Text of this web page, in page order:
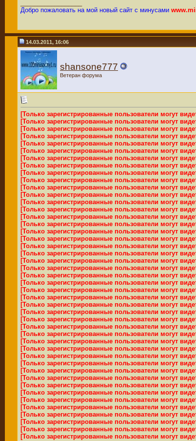
Добро пожаловать на мой новый сайт с минусами
14.03.2011, 16:06
shansone777
Ветеран форума
[Только зарегистрированные пользователи могут
[Только зарегистрированные пользователи могут
[Только зарегистрированные пользователи могут
[Только зарегистрированные пользователи могут
[Только зарегистрированные пользователи могут
[Только зарегистрированные пользователи могут
[Только зарегистрированные пользователи могут
[Только зарегистрированные пользователи могут
[Только зарегистрированные пользователи могут
[Только зарегистрированные пользователи могут
[Только зарегистрированные пользователи могут
[Только зарегистрированные пользователи могут
[Только зарегистрированные пользователи могут
[Только зарегистрированные пользователи могут
[Только зарегистрированные пользователи могут
[Только зарегистрированные пользователи могут
[Только зарегистрированные пользователи могут
[Только зарегистрированные пользователи могут
[Только зарегистрированные пользователи могут
[Только зарегистрированные пользователи могут
[Только зарегистрированные пользователи могут
[Только зарегистрированные пользователи могут
[Только зарегистрированные пользователи могут
[Только зарегистрированные пользователи могут
[Только зарегистрированные пользователи могут
[Только зарегистрированные пользователи могут
[Только зарегистрированные пользователи могут
[Только зарегистрированные пользователи могут
[Только зарегистрированные пользователи могут
[Только зарегистрированные пользователи могут
[Только зарегистрированные пользователи могут
[Только зарегистрированные пользователи могут
[Только зарегистрированные пользователи могут
[Только зарегистрированные пользователи могут
[Только зарегистрированные пользователи могут
[Только зарегистрированные пользователи могут
[Только зарегистрированные пользователи могут
[Только зарегистрированные пользователи могут
[Только зарегистрированные пользователи могут
[Только зарегистрированные пользователи могут
[Только зарегистрированные пользователи могут
[Только зарегистрированные пользователи могут
[Только зарегистрированные пользователи могут
[Только зарегистрированные пользователи могут
[Только зарегистрированные пользователи могут